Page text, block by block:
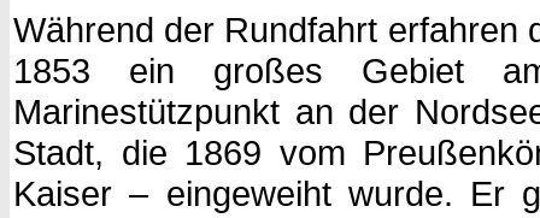
Während der Rundfahrt erfahren
1853 ein großes Gebiet
Marinestützpunkt an der
Stadt, die 1869 vom
Kaiser – eingeweiht wurde. Er